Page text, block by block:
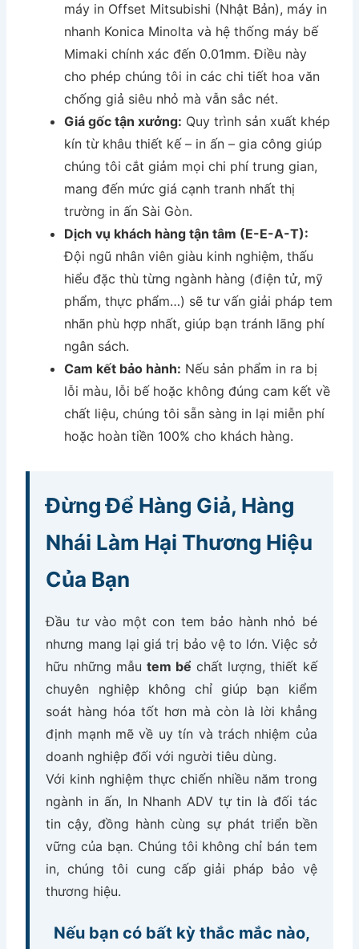
máy in Offset Mitsubishi (Nhật Bản), máy in
nhanh Konica Minolta và hệ thống máy bế
Mimaki chính xác đến 0.01mm. Điều này
cho phép chúng tôi in các chi tiết hoa văn
chống giả siêu nhỏ mà vẫn sắc nét.
Giá gốc tận xưởng: Quy trình sản xuất khép
kín từ khâu thiết kế – in ấn – gia công giúp
chúng tôi cắt giảm mọi chi phí trung gian,
mang đến mức giá cạnh tranh nhất thị
trường in ấn Sài Gòn.
Dịch vụ khách hàng tận tâm (E-E-A-T):
Đội ngũ nhân viên giàu kinh nghiệm, thấu
hiểu đặc thù từng ngành hàng (điện tử, mỹ
phẩm, thực phẩm…) sẽ tư vấn giải pháp tem
nhãn phù hợp nhất, giúp bạn tránh lãng phí
ngân sách.
Cam kết bảo hành: Nếu sản phẩm in ra bị
lỗi màu, lỗi bế hoặc không đúng cam kết về
chất liệu, chúng tôi sẵn sàng in lại miễn phí
hoặc hoàn tiền 100% cho khách hàng.
Đừng Để Hàng Giả, Hàng
Nhái Làm Hại Thương Hiệu
Của Bạn
Đầu tư vào một con tem bảo hành nhỏ bé
nhưng mang lại giá trị bảo vệ to lớn. Việc sở
hữu những mẫu tem bể chất lượng, thiết kế
chuyên nghiệp không chỉ giúp bạn kiểm
soát hàng hóa tốt hơn mà còn là lời khẳng
định mạnh mẽ về uy tín và trách nhiệm của
doanh nghiệp đối với người tiêu dùng.
Với kinh nghiệm thực chiến nhiều năm trong
ngành in ấn, In Nhanh ADV tự tin là đối tác
tin cậy, đồng hành cùng sự phát triển bền
vững của bạn. Chúng tôi không chỉ bán tem
in, chúng tôi cung cấp giải pháp bảo vệ
thương hiệu.
Nếu bạn có bất kỳ thắc mắc nào,